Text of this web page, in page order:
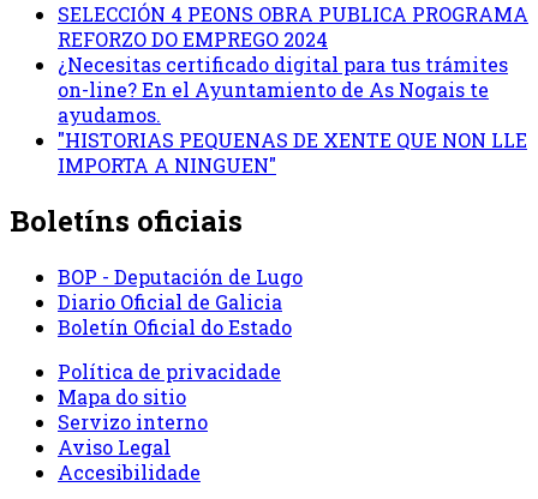
SELECCIÓN 4 PEONS OBRA PUBLICA PROGRAMA
REFORZO DO EMPREGO 2024
¿Necesitas certificado digital para tus trámites
on-line? En el Ayuntamiento de As Nogais te
ayudamos.
"HISTORIAS PEQUENAS DE XENTE QUE NON LLE
IMPORTA A NINGUEN"
Boletíns oficiais
BOP - Deputación de Lugo
Diario Oficial de Galicia
Boletín Oficial do Estado
Política de privacidade
Mapa do sitio
Servizo interno
Aviso Legal
Accesibilidade